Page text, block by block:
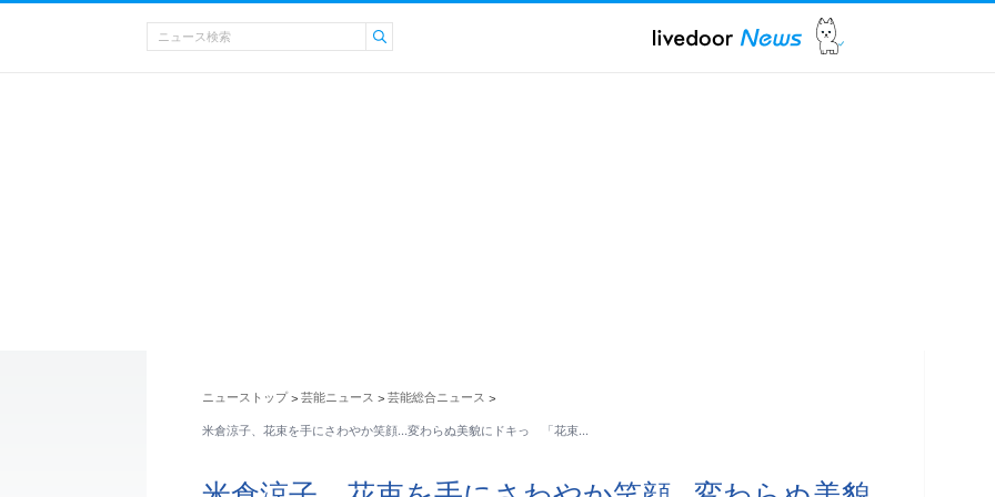
ニューストップ > 芸能ニュース > 芸能総合ニュース >
米倉涼子、花束を手にさわやか笑顔...変わらぬ美貌にドキっ 「花束…